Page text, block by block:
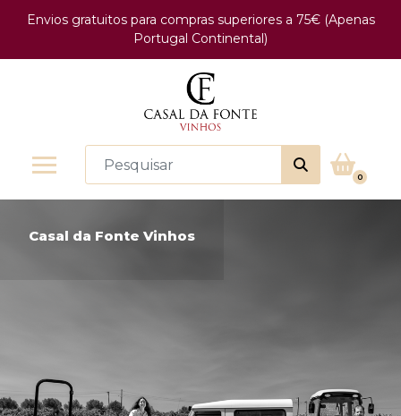
Envios gratuitos para compras superiores a 75€ (Apenas
Portugal Continental)
0
Casal da Fonte Vinhos